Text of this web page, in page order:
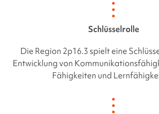
Schlüsselrolle
Die Region 2p16.3 spielt eine
Entwicklung von
Fähigkeiten und